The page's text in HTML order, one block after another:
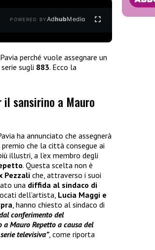
POWERED BYAdhubMedia
perché vuole assegnare un
sugli 883. Ecco la
il sansirino a Mauro
ha annunciato che assegnerà
premio che la città consegue ai
illustri, a l’ex membro degli
. Questa scelta non è
Pezzali che, attraverso i suoi
una diffida al sindaco di
dell’artista, Lucia Maggi e
, hanno chiesto al sindaco di
conferimento del
a Mauro Repetto a causa del
televisiva”, come riporta